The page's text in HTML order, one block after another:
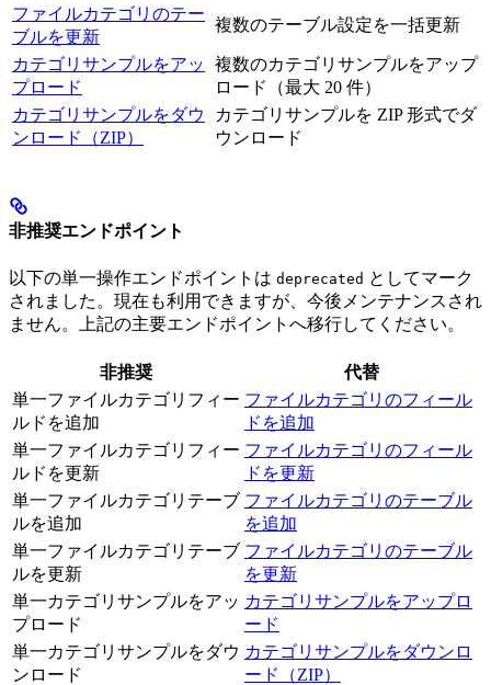
ファイルカテゴリのテー
ブルを更新
複数のテーブル設定を一括更新
カテゴリサンプルをアッ
プロード
複数のカテゴリサンプルをアップ
ロード（最大 20 件）
カテゴリサンプルをダウ
ンロード（ZIP）
カテゴリサンプルを ZIP 形式でダ
ウンロード
非推奨エンドポイント
以下の単一操作エンドポイントは deprecated としてマーク
されました。現在も利用できますが、今後メンテナンスされ
ません。上記の主要エンドポイントへ移行してください。
非推奨
代替
単一ファイルカテゴリフィー
ルドを追加
ファイルカテゴリのフィール
ドを追加
単一ファイルカテゴリフィー
ルドを更新
ファイルカテゴリのフィール
ドを更新
単一ファイルカテゴリテーブ
ルを追加
ファイルカテゴリのテーブル
を追加
単一ファイルカテゴリテーブ
ルを更新
ファイルカテゴリのテーブル
を更新
単一カテゴリサンプルをアッ
プロード
カテゴリサンプルをアップロ
ード
単一カテゴリサンプルをダウ
ンロード
カテゴリサンプルをダウンロ
ード（ZIP）